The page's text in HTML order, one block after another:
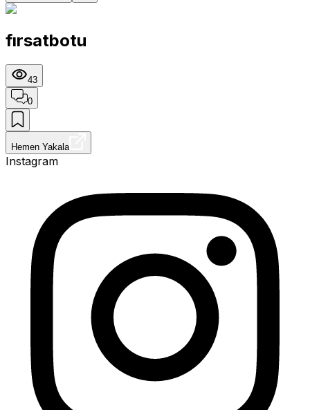
fırsatbotu
43
0
Hemen Yakala
Instagram